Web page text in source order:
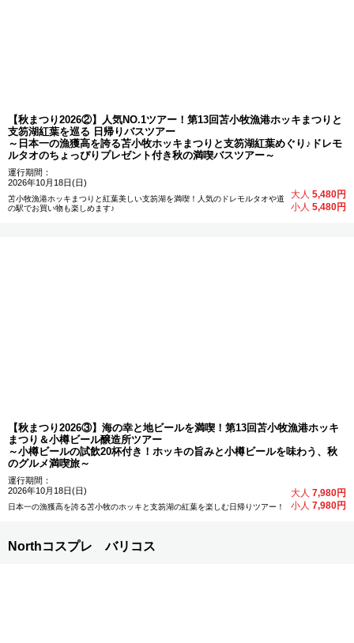
【秋まつり2026②】人気NO.1ツアー！第13回苫小牧漁港ホッキまつりと
支笏湖紅葉を巡る 日帰りバスツアー
～日本一の漁獲高を誇る苫小牧ホッキまつりと支笏湖紅葉めぐり♪ドレモ
ルタオのちょっぴりプレゼント付き秋の満喫バスツアー～
運行期間：
2026年10月18日(日)
苫小牧漁港ホッキまつりと紅葉美しい支笏湖を満喫！人気のドレモルタオや道
の駅でお買い物も楽しめます♪
大人 5,480円
小人 5,480円
【秋まつり2026③】海の幸と地ビールを満喫！第13回苫小牧漁港ホッキ
まつり＆小樽ビール醸造所ツアー
～小樽ビールの試飲20杯付き！ホッキの旨みと小樽ビールを味わう、秋
のグルメ満喫旅～
運行期間：
2026年10月18日(日)
日本一の漁獲高を誇る苫小牧のホッキと支笏湖の紅葉を楽しむ日帰りツアー！
大人 7,980円
小人 7,980円
Northコスプレ バリコス